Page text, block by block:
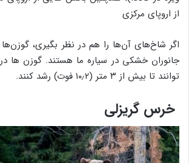
از اروپای مرکزی
جانوران خشکی در سیاره ما هستند. گوزن ها در
توانند تا بیش از ۳ متر (۱۰٫۲ فوت) رشد کنند.
خرس گریزلی